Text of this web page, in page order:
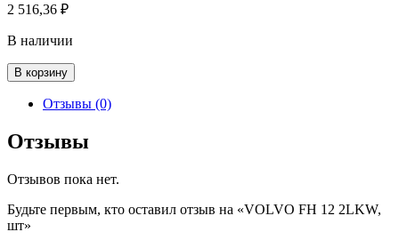
2 516,36 ₽
В наличии
Количество
товара
VOLVO
12
2LKW,
В корзину
Отзывы (0)
Отзывы
Отзывов пока нет.
Будьте первым, кто оставил отзыв на «VOLVO FH 12 2LKW,
шт»